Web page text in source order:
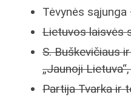
Tėvynės
Lietuvos laisvės
S. Buškevičiaus
„Jaunoji
Partija Tvarka ir